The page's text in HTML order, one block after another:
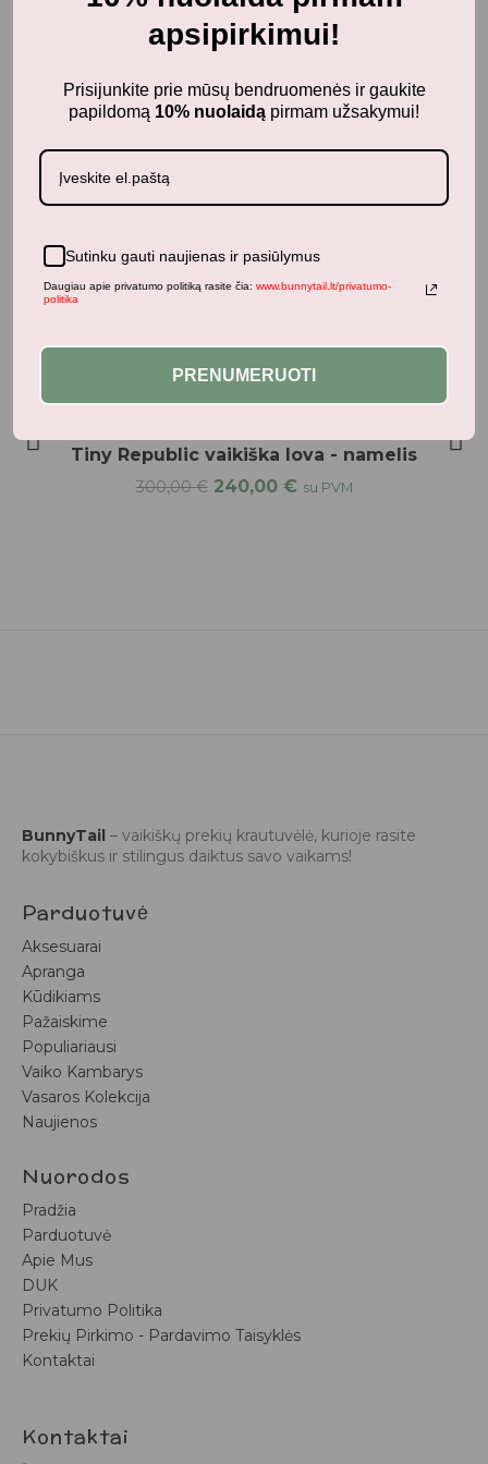
Dviratukai, paspirtukai, mašinėlės ir šalmai
Neseniai žiūrėti produktai
Tiny Republic vaikiška lova - namelis
300,00€ 240,00 € su PVM
BunnyTail – vaikiškų prekių krautuvėlė, kurioje rasite
kokybiškus ir stilingus daiktus savo vaikams!
Parduotuvė
Aksesuarai
Apranga
Kūdikiams
Pažaiskime
Populiariausi
Vaiko Kambarys
Vasaros Kolekcija
Naujienos
Nuorodos
Pradžia
Parduotuvė
Apie Mus
DUK
Privatumo Politika
Prekių Pirkimo - Pardavimo Taisyklės
Kontaktai
Kontaktai
apsipirkimui!
Prisijunkite prie mūsų bendruomenės ir gaukite
papildomą 10% nuolaidą pirmam užsakymui!
Sutinku gauti naujienas ir pasiūlymus
Daugiau apie privatumo politiką rasite čia: www.bunnytail.lt/privatumo-
politika
PRENUMERUOTI